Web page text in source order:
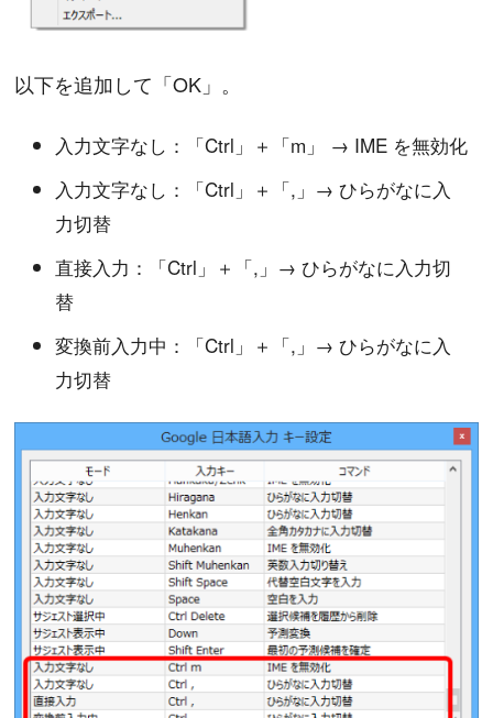
以下を追加して「OK」。
入力文字なし：「Ctrl」＋「m」 → IME を無効化
入力文字なし：「Ctrl」＋「,」→ ひらがなに入
力切替
直接入力：「Ctrl」＋「,」→ ひらがなに入力切
替
変換前入力中：「Ctrl」＋「,」→ ひらがなに入
力切替